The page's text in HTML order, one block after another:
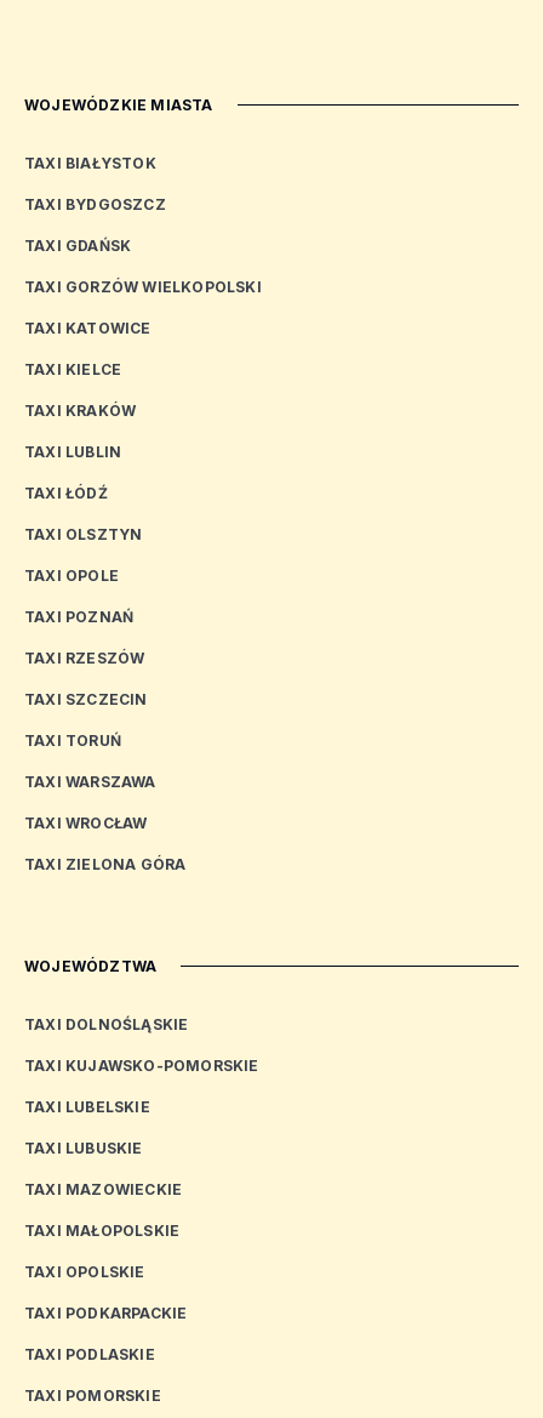
WOJEWÓDZKIE MIASTA
TAXI BIAŁYSTOK
TAXI BYDGOSZCZ
TAXI GDAŃSK
TAXI GORZÓW WIELKOPOLSKI
TAXI KATOWICE
TAXI KIELCE
TAXI KRAKÓW
TAXI LUBLIN
TAXI ŁÓDŹ
TAXI OLSZTYN
TAXI OPOLE
TAXI POZNAŃ
TAXI RZESZÓW
TAXI SZCZECIN
TAXI TORUŃ
TAXI WARSZAWA
TAXI WROCŁAW
TAXI ZIELONA GÓRA
WOJEWÓDZTWA
TAXI DOLNOŚLĄSKIE
TAXI KUJAWSKO-POMORSKIE
TAXI LUBELSKIE
TAXI LUBUSKIE
TAXI MAZOWIECKIE
TAXI MAŁOPOLSKIE
TAXI OPOLSKIE
TAXI PODKARPACKIE
TAXI PODLASKIE
TAXI POMORSKIE